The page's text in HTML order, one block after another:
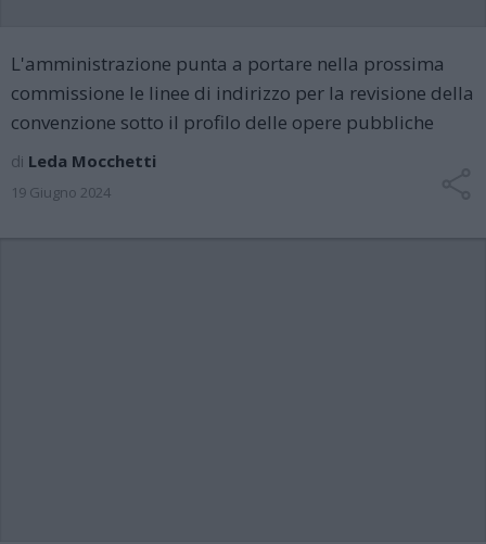
L'amministrazione punta a portare nella prossima
commissione le linee di indirizzo per la revisione della
convenzione sotto il profilo delle opere pubbliche
di Leda Mocchetti
19 Giugno 2024